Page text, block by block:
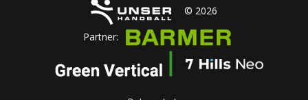
© 2026
Partner: